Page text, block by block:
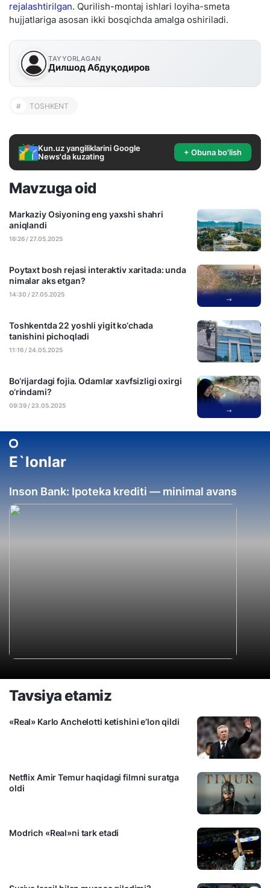
rejalashtirilgan. Qurilish-montaj ishlari loyiha-smeta
hujjatlariga asosan ikki bosqichda amalga oshiriladi.
TAYYORLAGAN
Дилшод Абдуқодиров
# TOSHKENT
Kun.uz yangiliklarini Google
News'da kuzating
+ Obuna bo'lish
Mavzuga oid
Markaziy Osiyoning eng yaxshi shahri
aniqlandi
16:26 / 27.05.2025
Poytaxt bosh rejasi interaktiv xaritada: unda
nimalar aks etgan?
14:30 / 27.05.2025
Toshkentda 22 yoshli yigit ko‘chada
tanishini pichoqladi
11:16 / 24.05.2025
Bo‘rijardagi fojia. Odamlar xavfsizligi oxirgi
o‘rindami?
09:39 / 23.05.2025
E`lonlar
Inson Bank: Ipoteka krediti — minimal avans
Tavsiya etamiz
«Real» Karlo Anchelotti ketishini e’lon qildi
Netflix Amir Temur haqidagi filmni suratga
oldi
Modrich «Real»ni tark etadi